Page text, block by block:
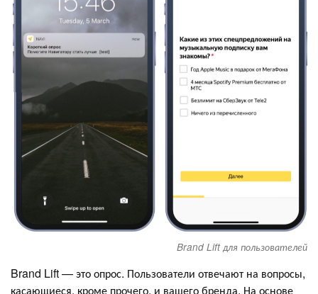
Brand Lift для пользователей
Brand Lift — это опрос. Пользователи отвечают на вопросы,
касающиеся, кроме прочего, и вашего бренда. На основе